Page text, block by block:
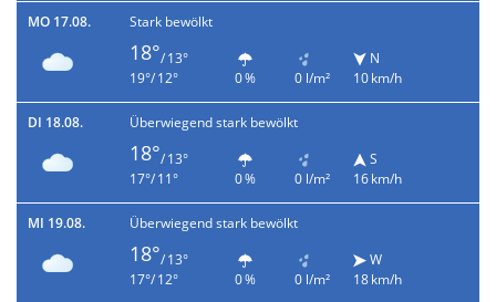
MO 17.08. Stark bewölkt
18°/ 13°
19°/ 12°
0 % 0 l/m²
N
10 km/h
DI 18.08. Überwiegend stark bewölkt
18°/ 13°
17°/ 11°
0 % 0 l/m²
S
16 km/h
MI 19.08. Überwiegend stark bewölkt
18°/ 13°
17°/ 12°
0 % 0 l/m²
W
18 km/h